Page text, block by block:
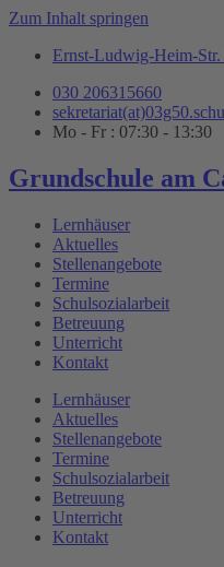
Zum Inhalt springen
Ernst-Ludwig-Heim-
030 206315660
Mo - Fr : 07:30 - 13:30
Grundschule am
Lernhäuser
Aktuelles
Stellenangebote
Termine
Schulsozialarbeit
Betreuung
Unterricht
Kontakt
Lernhäuser
Aktuelles
Stellenangebote
Termine
Schulsozialarbeit
Betreuung
Unterricht
Kontakt